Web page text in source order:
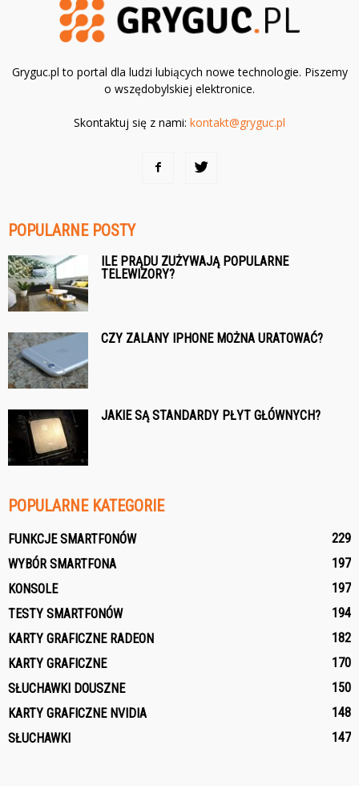
Gryguc.pl to portal dla ludzi lubiących nowe technologie. Piszemy
o wszędobylskiej elektronice.
Skontaktuj się z nami: kontakt@gryguc.pl
POPULARNE POSTY
ILE PRĄDU ZUŻYWAJĄ POPULARNE
TELEWIZORY?
CZY ZALANY IPHONE MOŻNA URATOWAĆ?
JAKIE SĄ STANDARDY PŁYT GŁÓWNYCH?
POPULARNE KATEGORIE
FUNKCJE SMARTFONÓW
229
WYBÓR SMARTFONA
197
KONSOLE
197
TESTY SMARTFONÓW
194
KARTY GRAFICZNE RADEON
182
KARTY GRAFICZNE
170
SŁUCHAWKI DOUSZNE
150
KARTY GRAFICZNE NVIDIA
148
SŁUCHAWKI
147